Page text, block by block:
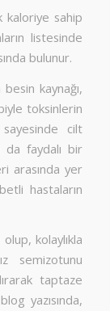
kaloriye sahip
listesinde
bulunur.
kaynağı,
toksinlerin
sayesinde cilt
da faydalı bir
arasında yer
hastaların
kolaylıkla
semizotunu
taptaze
yazısında,